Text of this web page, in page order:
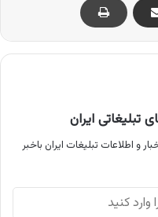
تبلیغاتی ایران
و اطلاعات تبلیغات ایران باخبر